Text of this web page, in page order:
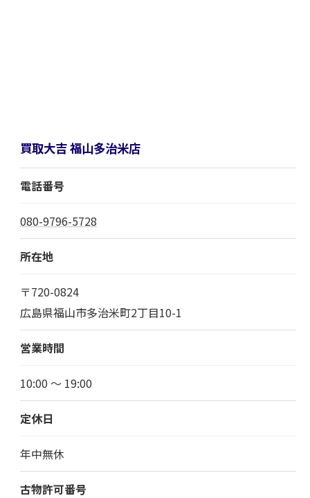
買取大吉 福山多治米店
電話番号
080-9796-5728
所在地
〒720-0824
広島県福山市多治米町2丁目10-1
営業時間
10:00 ～ 19:00
定休日
年中無休
古物許可番号